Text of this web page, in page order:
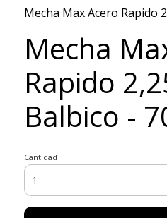
Mecha Max Acero Rapido
Mecha
Rapido
Balbico -
Cantidad